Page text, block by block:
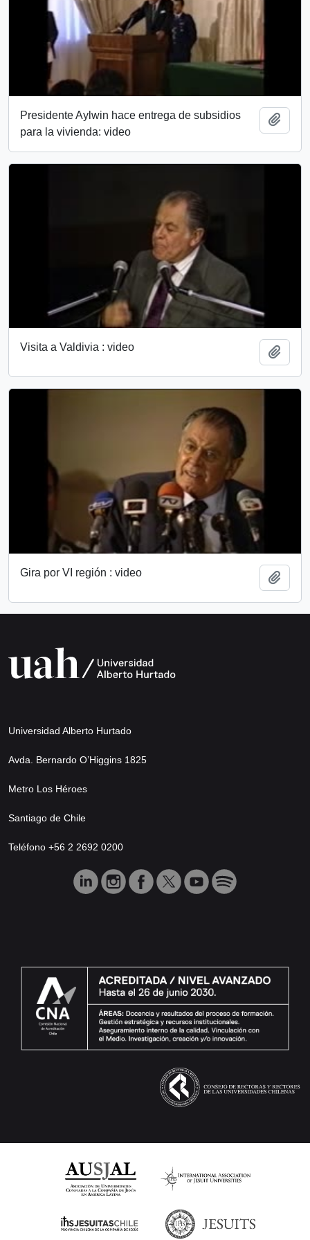
Presidente Aylwin hace entrega de subsidios
para la vivienda: video
Visita a Valdivia : video
Gira por VI región : video
Universidad Alberto Hurtado
Avda. Bernardo O’Higgins 1825
Metro Los Héroes
Santiago de Chile
Teléfono +56 2 2692 0200